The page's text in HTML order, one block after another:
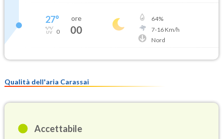
27°
0
ore
00
64%
7-16Km/h
Nord
Qualità dell'aria Carassai
Accettabile